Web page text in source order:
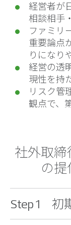
経営者が
相談相手
ファミリ
重要論点
りになり
経営の透
現性を持
リスク管
観点で、
社外取
の提
Step 1 初